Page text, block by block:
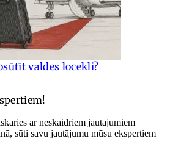
valdes locekli?
ar neskaidriem jautājumiem
sūti savu jautājumu mūsu ekspertiem